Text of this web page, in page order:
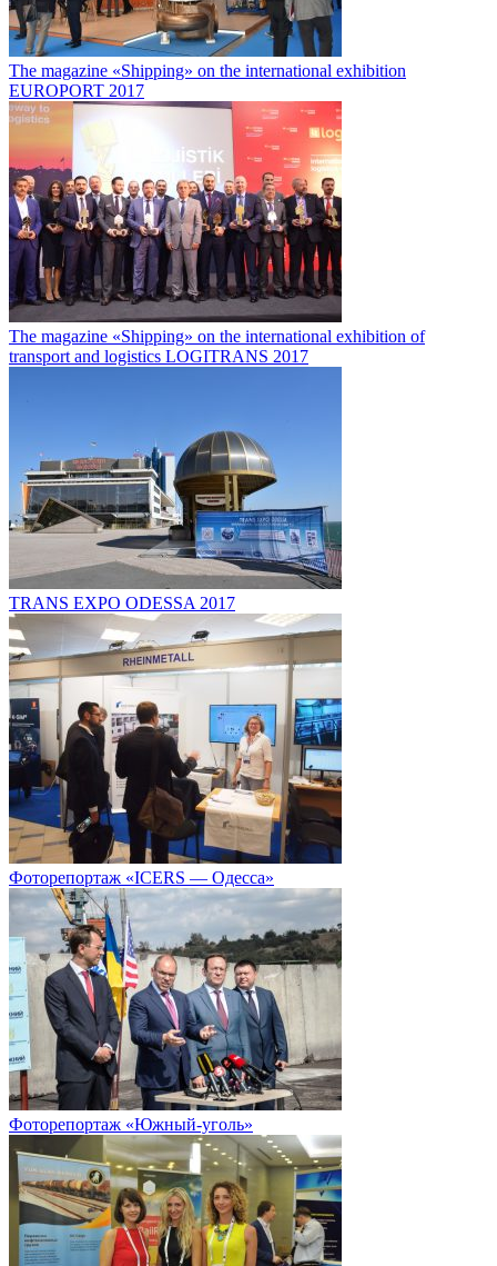
The magazine «Shipping» on the international exhibition
EUROPORT 2017
The magazine «Shipping» on the international exhibition of
transport and logistics LOGITRANS 2017
TRANS EXPO ODESSA 2017
Фоторепортаж «ICERS — Одесса»
Фоторепортаж «Южный-уголь»